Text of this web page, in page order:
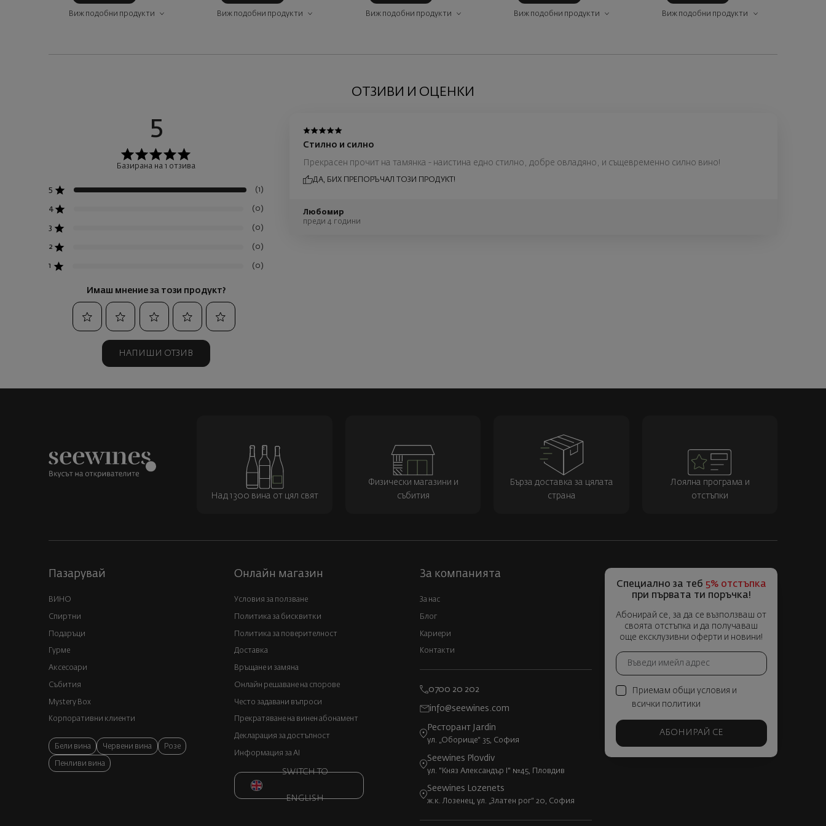
Виж подобни продукти Виж подобни продукти Виж подобни продукти Виж подобни продукти Виж подобни продукти
ОТЗИВИ И ОЦЕНКИ
5
Базирана на 1 отзива
5 (1)
4 (0)
3 (0)
2 (0)
1 (0)
Имаш мнение за този продукт?
НАПИШИ ОТЗИВ
Стилно и силно
Прекрасен прочит на тамянка - наистина едно стилно, добре овладяно, и същевременно силно вино!
ДА, БИХ ПРЕПОРЪЧАЛ ТОЗИ ПРОДУКТ!
Любомир
преди 4 години
Над 1300 вина от цял свят
Физически магазини и
събития
Бърза доставка за цялата
страна
Лоялна програма и
отстъпки
Пазарувай
ВИНО
Спиртни
Подаръци
Гурме
Аксесоари
Събития
Mystery Box
Корпоративни клиенти
Бели вина Червени вина Розе
Пенливи вина
Онлайн магазин
Условия за ползване
Политика за бисквитки
Политика за поверителност
Доставка
Връщане и замяна
Онлайн решаване на спорове
Често задавани въпроси
Прекратяване на винен абонамент
Декларация за достъпност
Информация за AI
SWITCH TO
ENGLISH
За компанията
За нас
Блог
Кариери
Контакти
0700 20 202
info@seewines.com
Ресторант Jardin
ул. „Оборище“ 35, София
Seewines Plovdiv
ул. "Княз Александър I" №45, Пловдив
Seewines Lozenets
ж.к. Лозенец, ул. „Златен рог“ 20, София
Специално за теб 5% отстъпка
при първата ти поръчка!
Абонирай се, за да се възползваш от
своята отстъпка и да получаваш
още ексклузивни оферти и новини!
Приемам общи условия и
всички политики
АБОНИРАЙ СЕ